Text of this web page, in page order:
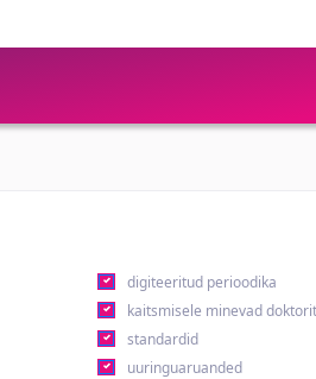
digiteeritud perioodika
kaitsmisele minevad
standardid
uuringuaruanded